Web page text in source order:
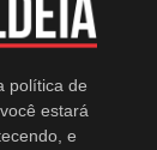
política de
estará
e